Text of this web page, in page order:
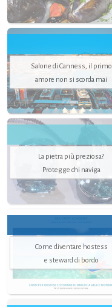
Salone di Canness, il primo
amore non si scorda mai
La pietra più preziosa?
Protegge chi naviga
Come diventare hostess
e steward di bordo